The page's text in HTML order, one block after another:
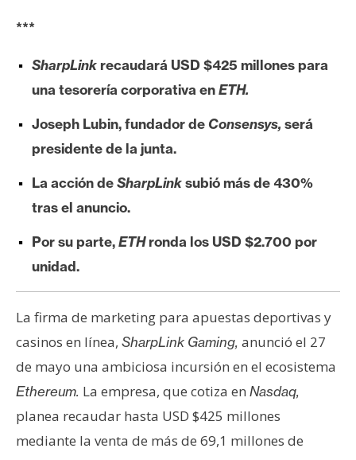
E
t
h
e
r
e
u
m
I
A
A
n
á
l
i
***
SharpLinkrecaudará USD $425 millones para
una tesorería corporativa enETH.
Joseph Lubin, fundador de Consensys, será
presidente de la junta.
La acción deSharpLinksubió más de 430%
tras el anuncio.
Por su parte,ETHronda los USD $2.700 por
unidad.
La firma de marketing para apuestas deportivas y
casinos en línea, SharpLink Gaming, anunció el 27
de mayo una ambiciosa incursión en el ecosistema
Ethereum. La empresa, que cotiza en Nasdaq,
planea recaudar hasta USD $425 millones
mediante la venta de más de 69,1 millones de